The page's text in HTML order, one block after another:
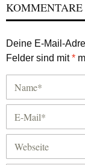
KOMMENTARE
Deine E-Mail-
Felder sind mit*